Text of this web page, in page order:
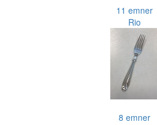
11 emner
Rio
8 emner